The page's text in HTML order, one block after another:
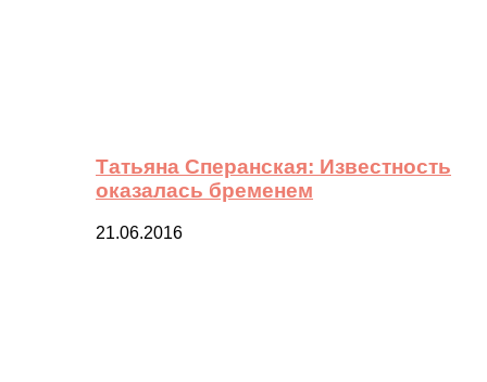
Татьяна Сперанская: Известность
оказалась бременем
21.06.2016